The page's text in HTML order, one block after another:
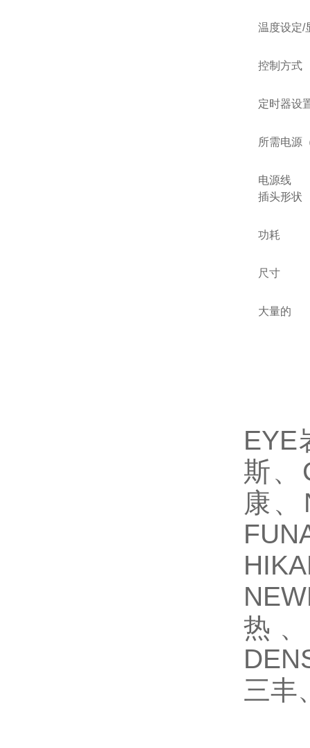
温度设定/
控制方式
定时器设
所需电源
电源线
插头形状
功耗
尺寸
大量的
EYE
斯、
康
热
三丰